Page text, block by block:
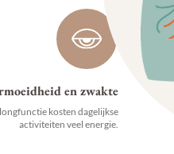
en zwakte
kosten dagelijkse
activiteiten veel energie.